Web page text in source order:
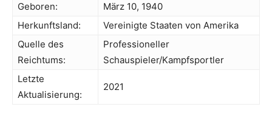
Geboren:
März 10, 1940
Herkunftsland:
Vereinigte Staaten von Amerika
Quelle des
Reichtums:
Professioneller
Schauspieler/Kampfsportler
Letzte
Aktualisierung:
2021